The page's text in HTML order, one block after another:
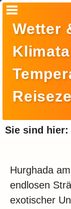
Amerika
Asien
Afrika
Antarktis
Reisemonat
Wetter
Sie sind hier:
Hurghada
endlosen
exotischer